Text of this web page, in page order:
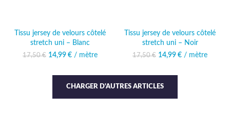
Tissu jersey de velours côtelé
stretch uni – Blanc
17,50€
Le prix initial était :
14,99 €
Le prix
14,99 €.
/ mètre
Tissu jersey de velours côtelé
stretch uni – Noir
17,50€
Le prix initial était :
14,99 €
Le prix
/ mètre
CHARGER D'AUTRES ARTICLES